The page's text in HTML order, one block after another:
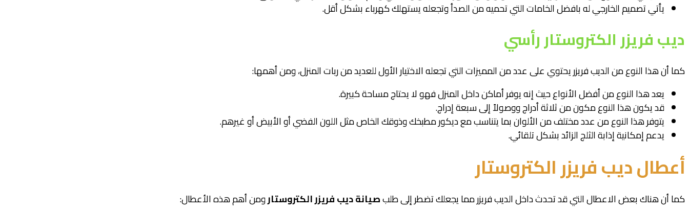
يأتي تصميم الخارجي له بافضل الخامات التي تحميه من الصدأ وتجعله يستهلك كهرباء بشكل أقل.
ديب فريزر الكتروستار رأسي
كما أن هذا النوع من الديب فريزر يحتوي على عدد من المميزات التي تجعله الاختيار الأول للعديد من ربات المنزل، ومن أهمها:
يعد هذا النوع من أفضل الأنواع حيث إنه يوفر أماكن داخل المنزل فهو لا يحتاج مساحة كبيرة.
قد يكون هذا النوع مكون من ثلاثة أدراج ووصولاً إلى سبعة إدراج.
يتوفر هذا النوع من عدد مختلف من الألوان بما يتناسب مع ديكور مطبخك وذوقك الخاص مثل اللون الفضي أو الأبيض أو غيرهم.
يدعم إمكانية إذابة الثلج الزائد بشكل تلقائي.
أعطال ديب فريزر الكتروستار
كما أن هناك بعض الاعطال التي قد تحدث داخل الديب فريزر مما يجعلك تضطر إلى طلبصيانة ديب فريزر الكتروستارومن أهم هذه الأعطال: